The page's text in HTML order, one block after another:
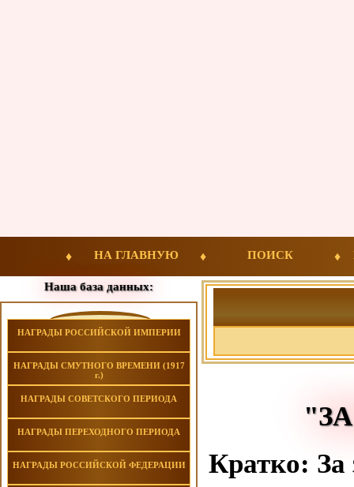
НА ГЛАВНУЮ ПОИСК
Наша база данных:
НАГРАДЫ РОССИЙСКОЙ ИМПЕРИИ
НАГРАДЫ СМУТНОГО ВРЕМЕНИ (1917
г.)
НАГРАДЫ СОВЕТСКОГО ПЕРИОДА
НАГРАДЫ ПЕРЕХОДНОГО ПЕРИОДА
НАГРАДЫ РОССИЙСКОЙ ФЕДЕРАЦИИ
Кратко: За